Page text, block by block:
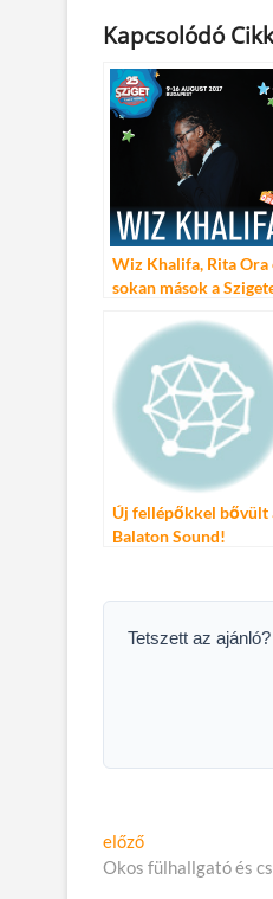
ac
e
b
o
k
w
itt
er
m
Kapcsolódó
Wiz Khalifa, Rita Ora
sokan mások a
Új fellépőkkel bővült
Balaton Sound!
Tetszett az
Bejegyzés
navigáció
előzőElőző
cikk:
Okos fülhallgató és